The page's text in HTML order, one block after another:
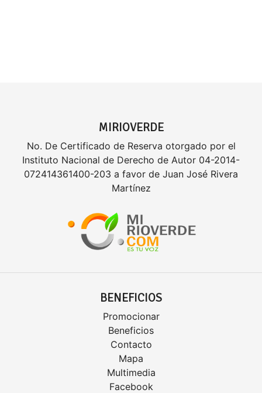
MIRIOVERDE
No. De Certificado de Reserva otorgado por el
Instituto Nacional de Derecho de Autor 04-2014-
072414361400-203 a favor de Juan José Rivera
Martínez
BENEFICIOS
Promocionar
Beneficios
Contacto
Mapa
Multimedia
Facebook